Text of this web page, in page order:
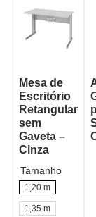
Mesa de
Escritório
Retangular
sem
Gaveta –
Cinza
Tamanho
1,20 m
1,35 m